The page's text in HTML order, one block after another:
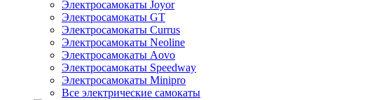
Электросамокаты Joyor
Электросамокаты GT
Электросамокаты Currus
Электросамокаты Neoline
Электросамокаты Aovo
Электросамокаты Speedway
Электросамокаты Minipro
Все электрические самокаты